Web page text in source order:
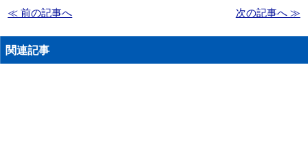
≪ 前の記事へ
次の記事へ ≫
関連記事